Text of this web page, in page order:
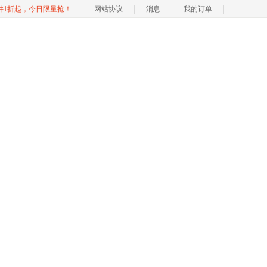
1折起，今日限量抢！ 网站协议 消息 我的订单